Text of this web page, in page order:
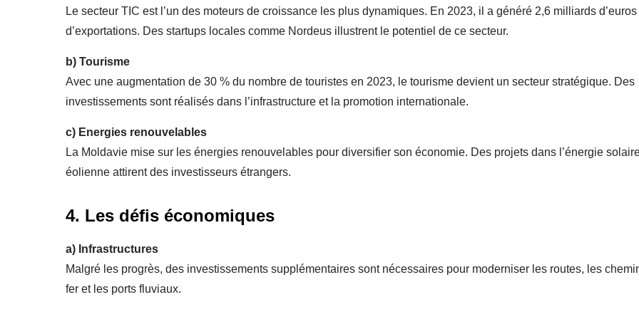
Le secteur TIC est l’un des moteurs de croissance les plus dynamiques. En 2023, il a généré 2,6 milliards d’euros
d’exportations. Des startups locales comme Nordeus illustrent le potentiel de ce secteur.
b) Tourisme
Avec une augmentation de 30 % du nombre de touristes en 2023, le tourisme devient un secteur stratégique. Des
investissements sont réalisés dans l’infrastructure et la promotion internationale.
c) Energies renouvelables
La Moldavie mise sur les énergies renouvelables pour diversifier son économie. Des projets dans l’énergie
éolienne attirent des investisseurs étrangers.
4. Les défis économiques
a) Infrastructures
Malgré les progrès, des investissements supplémentaires sont nécessaires pour moderniser les routes, les
fer et les ports fluviaux.